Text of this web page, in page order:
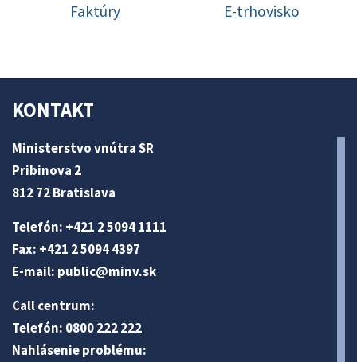
Faktúry E-trhovisko
KONTAKT
Ministerstvo vnútra SR
Pribinova 2
812 72 Bratislava
Telefón: +421 2 5094 1111
Fax: +421 2 5094 4397
E-mail: public@minv.sk
Call centrum:
Telefón: 0800 222 222
Nahlásenie problému: